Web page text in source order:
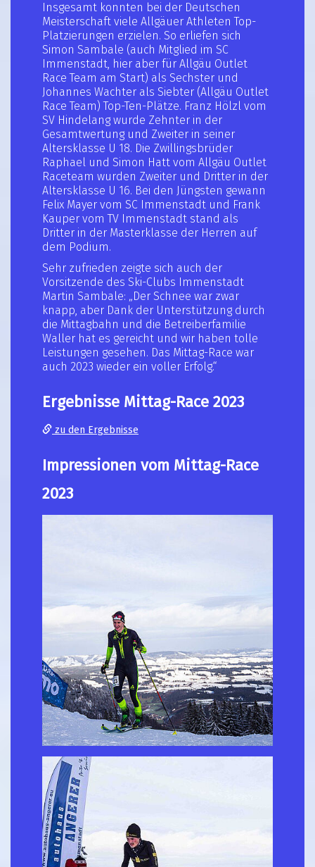
Insgesamt konnten bei der Deutschen
Meisterschaft viele Allgäuer Athleten Top-
Platzierungen erzielen. So erliefen sich
Simon Sambale (auch Mitglied im SC
Immenstadt, hier aber für Allgäu Outlet
Race Team am Start) als Sechster und
Johannes Wachter als Siebter (Allgäu Outlet
Race Team) Top-Ten-Plätze. Franz Hölzl vom
SV Hindelang wurde Zehnter in der
Gesamtwertung und Zweiter in seiner
Altersklasse U 18. Die Zwillingsbrüder
Raphael und Simon Hatt vom Allgäu Outlet
Raceteam wurden Zweiter und Dritter in der
Altersklasse U 16. Bei den Jüngsten gewann
Felix Mayer vom SC Immenstadt und Frank
Kauper vom TV Immenstadt stand als
Dritter in der Masterklasse der Herren auf
dem Podium.
Sehr zufrieden zeigte sich auch der
Vorsitzende des Ski-Clubs Immenstadt
Martin Sambale: „Der Schnee war zwar
knapp, aber Dank der Unterstützung durch
die Mittagbahn und die Betreiberfamilie
Waller hat es gereicht und wir haben tolle
Leistungen gesehen. Das Mittag-Race war
auch 2023 wieder ein voller Erfolg.“
Ergebnisse Mittag-Race 2023
zu den Ergebnisse
Impressionen vom Mittag-Race
2023